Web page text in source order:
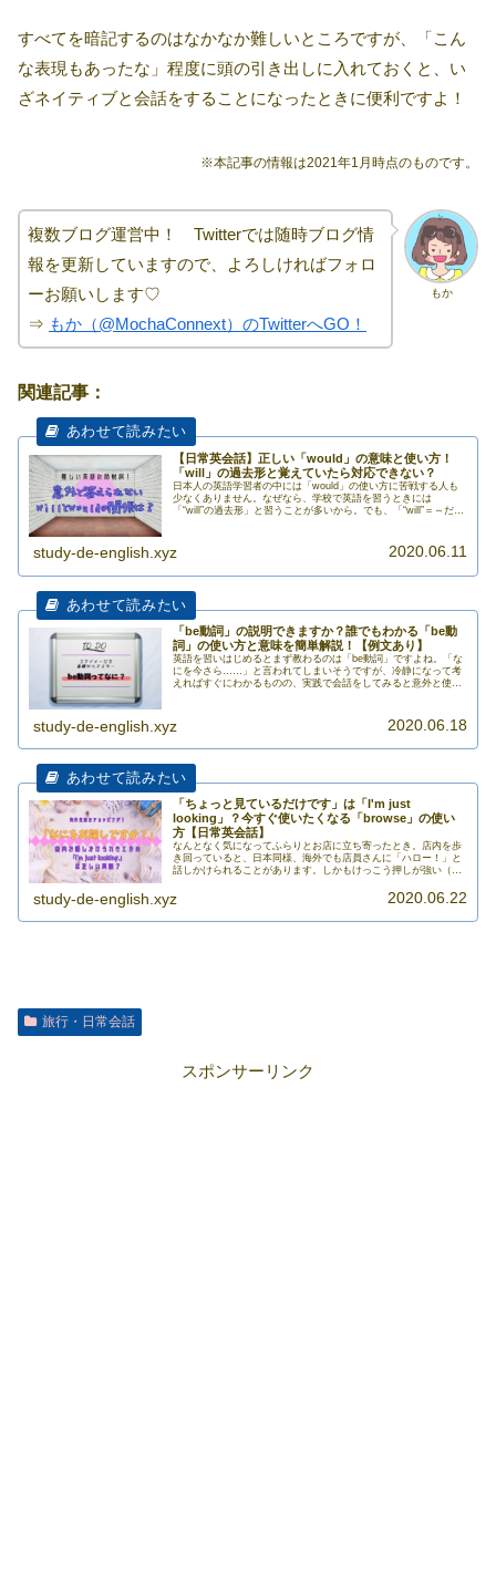
すべてを暗記するのはなかなか難しいところですが、「こん
な表現もあったな」程度に頭の引き出しに入れておくと、い
ざネイティブと会話をすることになったときに便利ですよ！
※本記事の情報は2021年1月時点のものです。
もか
複数ブログ運営中！ Twitterでは随時ブログ情
報を更新していますので、よろしければフォロ
ーお願いします♡
⇒ もか（@MochaConnext）のTwitterへGO！
関連記事：
【日常英会話】正しい「would」の意味と使い方！
「will」の過去形と覚えていたら対応できない？
日本人の英語学習者の中には「would」の使い方に苦戦する人も
少なくありません。なぜなら、学校で英語を習うときには
「“will”の過去形」と習うことが多いから。でも、「“will”＝～だろ
study-de-english.xyz 2020.06.11
「be動詞」の説明できますか？誰でもわかる「be動
詞」の使い方と意味を簡単解説！【例文あり】
英語を習いはじめるとまず教わるのは「be動詞」ですよね。「な
にを今さら……」と言われてしまいそうですが、冷静になって考
えればすぐにわかるものの、実践で会話をしてみると意外と使い
study-de-english.xyz 2020.06.18
「ちょっと見ているだけです」は「I'm just
looking」？今すぐ使いたくなる「browse」の使い
方【日常英会話】
なんとなく気になってふらりとお店に立ち寄ったとき。店内を歩
き回っていると、日本同様、海外でも店員さんに「ハロー！」と
話しかけられることがあります。しかもけっこう押しが強い（人
したいだ>>>
study-de-english.xyz 2020.06.22
旅行・日常会話
スポンサーリンク